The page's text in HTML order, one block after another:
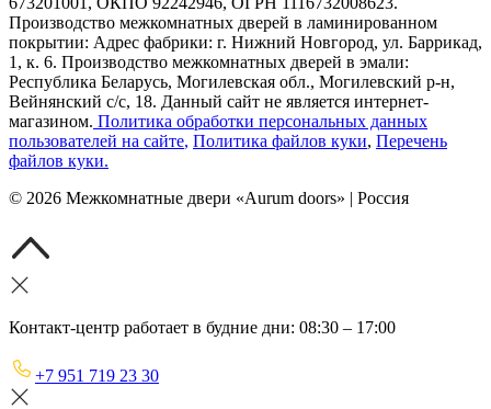
Производство межкомнатных дверей в ламинированном
покрытии: Адрес фабрики: г. Нижний Новгород, ул. Баррикад,
1, к. 6. Производство межкомнатных дверей в эмали:
Республика Беларусь, Могилевская обл., Могилевский р-н,
Вейнянский с/с, 18. Данный сайт не является интернет-
магазином. Политика обработки персональных данных
пользователей на сайте, Политика файлов куки, Перечень
файлов куки.
© 2026 Межкомнатные двери «Aurum doors» | Россия
Контакт-центр работает в будние дни: 08:30 – 17:00
+7 951 719 23 30